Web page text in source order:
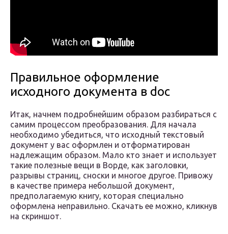
Правильное оформление
исходного документа в doc
Итак, начнем подробнейшим образом разбираться с
самим процессом преобразования. Для начала
необходимо убедиться, что исходный текстовый
документ у вас оформлен и отформатирован
надлежащим образом. Мало кто знает и использует
такие полезные вещи в Ворде, как заголовки,
разрывы страниц, сноски и многое другое. Привожу
в качестве примера небольшой документ,
предполагаемую книгу, которая специально
оформлена неправильно. Скачать ее можно, кликнув
на скриншот.